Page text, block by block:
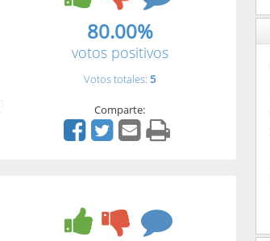
80.00%
votos positivos
Votos totales: 5
Comparte: